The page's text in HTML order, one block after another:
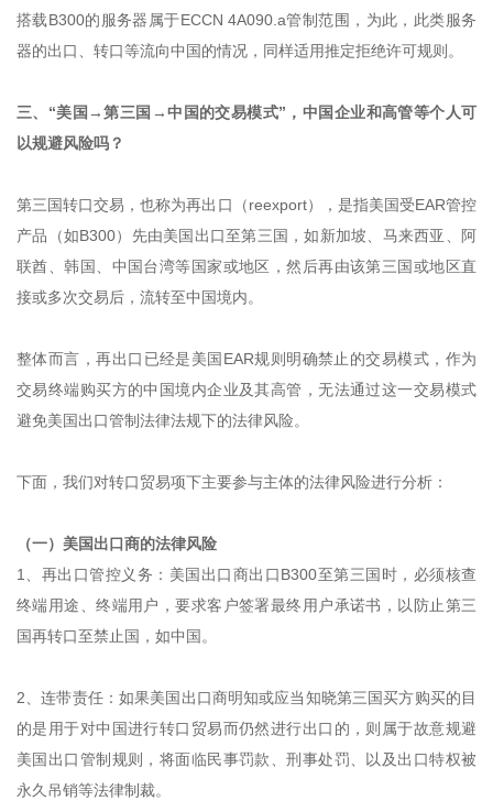
搭载B300的服务器属于ECCN 4A090.a管制范围，为此，此类服务
器的出口、转口等流向中国的情况，同样适用推定拒绝许可规则。
三、“美国→第三国→中国的交易模式”，中国企业和高管等个人可
以规避风险吗？
第三国转口交易，也称为再出口（reexport），是指美国受EAR管控
产品（如B300）先由美国出口至第三国，如新加坡、马来西亚、阿
联酋、韩国、中国台湾等国家或地区，然后再由该第三国或地区直
接或多次交易后，流转至中国境内。
整体而言，再出口已经是美国EAR规则明确禁止的交易模式，作为
交易终端购买方的中国境内企业及其高管，无法通过这一交易模式
避免美国出口管制法律法规下的法律风险。
下面，我们对转口贸易项下主要参与主体的法律风险进行分析：
（一）美国出口商的法律风险
1、再出口管控义务：美国出口商出口B300至第三国时，必须核查
终端用途、终端用户，要求客户签署最终用户承诺书，以防止第三
国再转口至禁止国，如中国。
2、连带责任：如果美国出口商明知或应当知晓第三国买方购买的目
的是用于对中国进行转口贸易而仍然进行出口的，则属于故意规避
美国出口管制规则，将面临民事罚款、刑事处罚、以及出口特权被
永久吊销等法律制裁。